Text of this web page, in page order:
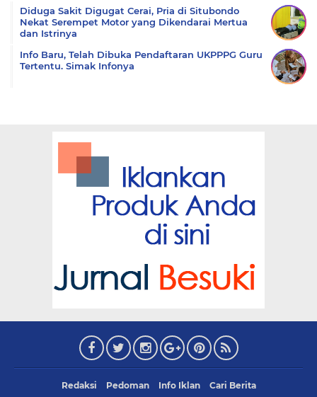
Diduga Sakit Digugat Cerai, Pria di Situbondo
Nekat Serempet Motor yang Dikendarai Mertua
dan Istrinya
Info Baru, Telah Dibuka Pendaftaran UKPPPG Guru
Tertentu. Simak Infonya
Redaksi Pedoman Info Iklan Cari Berita